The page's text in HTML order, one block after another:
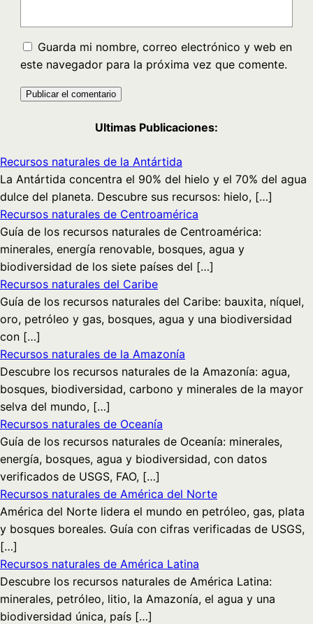
Guarda mi nombre, correo electrónico y web en
este navegador para la próxima vez que comente.
Ultimas Publicaciones:
Recursos naturales de la Antártida
La Antártida concentra el 90% del hielo y el 70% del agua
dulce del planeta. Descubre sus recursos: hielo, […]
Recursos naturales de Centroamérica
Guía de los recursos naturales de Centroamérica:
minerales, energía renovable, bosques, agua y
biodiversidad de los siete países del […]
Recursos naturales del Caribe
Guía de los recursos naturales del Caribe: bauxita, níquel,
oro, petróleo y gas, bosques, agua y una biodiversidad
con […]
Recursos naturales de la Amazonía
Descubre los recursos naturales de la Amazonía: agua,
bosques, biodiversidad, carbono y minerales de la mayor
selva del mundo, […]
Recursos naturales de Oceanía
Guía de los recursos naturales de Oceanía: minerales,
energía, bosques, agua y biodiversidad, con datos
verificados de USGS, FAO, […]
Recursos naturales de América del Norte
América del Norte lidera el mundo en petróleo, gas, plata
y bosques boreales. Guía con cifras verificadas de USGS,
[…]
Recursos naturales de América Latina
Descubre los recursos naturales de América Latina:
minerales, petróleo, litio, la Amazonía, el agua y una
biodiversidad única, país […]